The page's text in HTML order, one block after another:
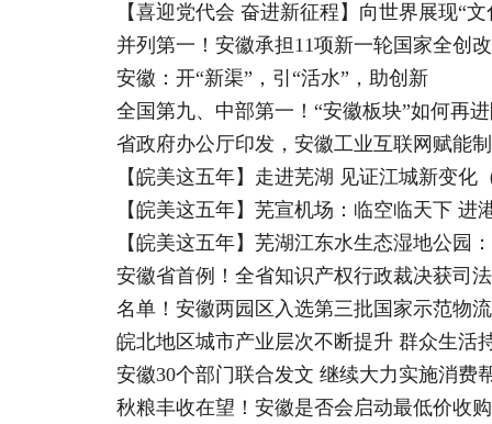
【喜迎党代会 奋进新征程】向世界展现“
并列第一！安徽承担11项新一轮国家全创
安徽：开“新渠”，引“活水”，助创新
全国第九、中部第一！“安徽板块”如何再
省政府办公厅印发，安徽工业互联网赋能
【皖美这五年】走进芜湖 见证江城新变化
【皖美这五年】芜宣机场：临空临天下 进
【皖美这五年】芜湖江东水生态湿地公园
安徽省首例！全省知识产权行政裁决获司
名单！安徽两园区入选第三批国家示范物
皖北地区城市产业层次不断提升 群众生活
安徽30个部门联合发文 继续大力实施消费
秋粮丰收在望！安徽是否会启动最低价收